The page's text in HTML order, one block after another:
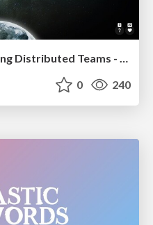
Agile Actions for Facilitating Distributed Teams - ADO2019
0 240